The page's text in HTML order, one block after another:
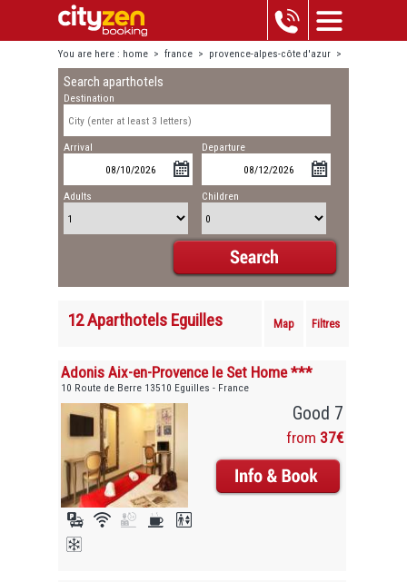
You are here : home > france > provence-alpes-côte d'azur >
eguilles
Search aparthotels
Destination
Arrival Departure
Adults Children
12 Aparthotels Eguilles Map Filtres
Adonis Aix-en-Provence le Set Home ***
10 Route de Berre 13510 Eguilles - France
Good 7
from 37€